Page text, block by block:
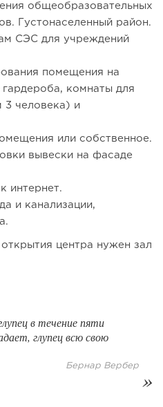
франшиз общепита для
общеобразовательных
Густонаселенный район.
СЭС для учреждений
помещения на
комнаты для
3 человека) и
или собственное.
вывески на фасаде
интернет.
и канализации,
центра нужен зал
в течение пяти
глупец всю свою
Бернар Вербер